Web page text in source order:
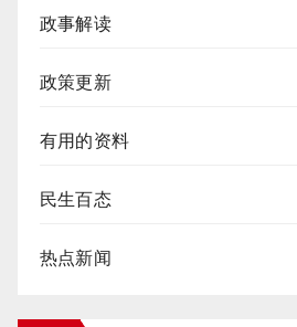
政事解读
政策更新
有用的资料
民生百态
热点新闻